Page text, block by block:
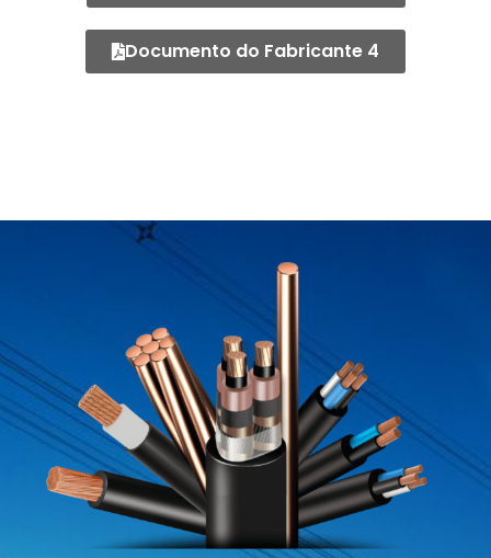
Documento do Fabricante 4